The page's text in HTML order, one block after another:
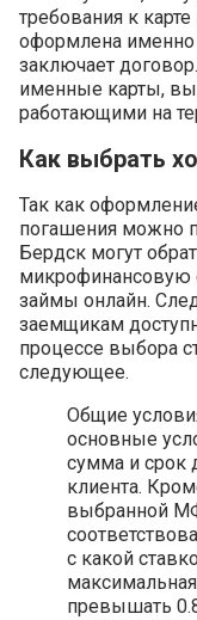
требования к
оформлена
заключает
именные карты,
работающими на
Как выбрать
Так как
погашения можно
Бердск могут
микрофинансовую
займы онлайн.
заемщикам
процессе выбора
следующее.
Общие
основные
сумма и срок
клиента.
выбранной
с какой
превышать